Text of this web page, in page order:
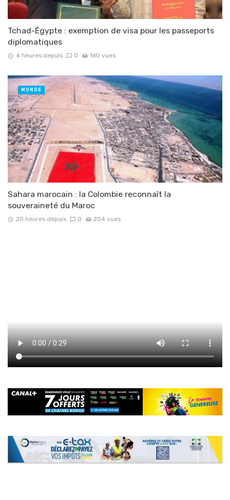
Tchad-Égypte : exemption de visa pour les passeports
diplomatiques
4 heures depuis 0 160 vues
Sahara marocain : la Colombie reconnaît la
souveraineté du Maroc
20 heures depuis 0 204 vues
MONDE